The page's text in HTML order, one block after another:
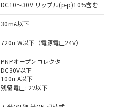
DC10～30V リップル(p-p)10%含む
30mA以下
720mW以下（電源電圧24V）
PNPオープンコレクタ
DC30V以下
100mA以下
残留電圧: 2V以下